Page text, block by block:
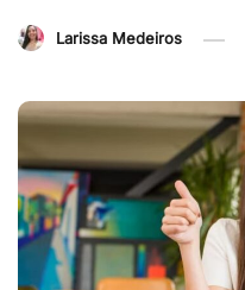
Larissa Medeiros